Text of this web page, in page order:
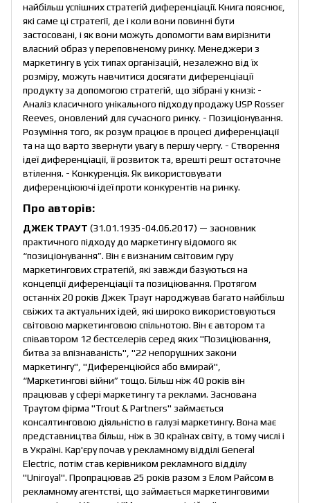
найбільш успішних стратегій диференціації. Книга пояснює,
які саме ці стратегії, де і коли вони повинні бути
застосовані, і як вони можуть допомогти вам вирізнити
власний образ у переповненому ринку. Менеджери з
маркетингу в усіх типах організацій, незалежно від їх
розміру, можуть навчитися досягати диференціації
продукту за допомогою стратегій, що зібрані у книзі: -
Аналіз класичного унікального підходу продажу USP Rosser
Reeves, оновлений для сучасного ринку. - Позиціонування.
Розуміння того, як розум працює в процесі диференціації
та на що варто звернути увагу в першу чергу. - Створення
ідеї диференціації, її розвиток та, врешті решт остаточне
втілення. - Конкуренція. Як використовувати
диференціюючі ідеї проти конкурентів на ринку.
Про авторів:
ДЖЕК ТРАУТ (31.01.1935-04.06.2017) — засновник
практичного підходу до маркетингу відомого як
“позиціонування”. Він є визнаним світовим гуру
маркетингових стратегій, які завжди базуються на
концепції диференціації та позиціювання. Протягом
останніх 20 років Джек Траут народжував багато найбільш
свіжих та актуальних ідей, які широко використовуються
світовою маркетинговою спільнотою. Він є автором та
співавтором 12 бестселерів серед яких "Позиціювання,
битва за впізнаваність", "22 непорушних закони
маркетингу", "Диференціюйся або вмирай",
“Маркетингові війни” тощо. Більш ніж 40 років він
працював у сфері маркетингу та реклами. Заснована
Траутом фірма "Trout & Partners" займається
консалтинговою діяльністю в галузі маркетингу. Вона має
представництва більш, ніж в 30 країнах світу, в тому числі і
в Україні. Кар'єру почав у рекламному відділі General
Electric, потім став керівником рекламного відділу
"Uniroyal". Пропрацював 25 років разом з Елом Райсом в
рекламному агентстві, що займається маркетинговими